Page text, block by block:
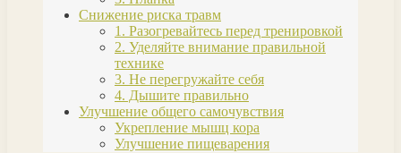
Снижение риска травм
1. Разогревайтесь перед тренировкой
2. Уделяйте внимание правильной
технике
3. Не перегружайте себя
4. Дышите правильно
Улучшение общего самочувствия
Укрепление мышц кора
Улучшение пищеварения